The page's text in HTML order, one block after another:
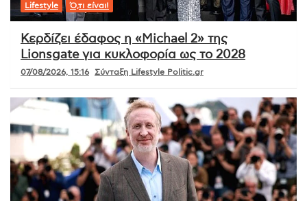
Lifestyle Ό,τι είναι!
Κερδίζει έδαφος η «Michael 2» της
Lionsgate για κυκλοφορία ως το 2028
07/08/2026, 15:16 Σύνταξη Lifestyle Politic.gr